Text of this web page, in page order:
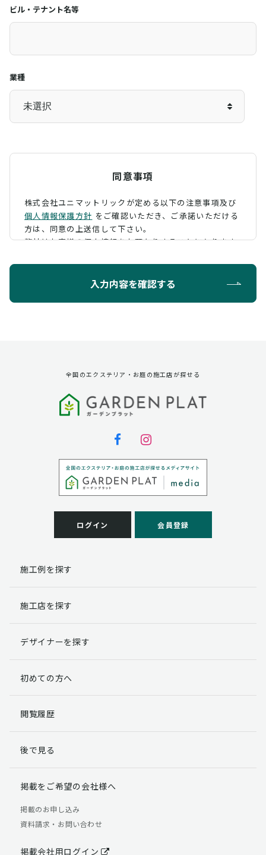
ビル・テナント名等
業種
同意事項
株式会社ユニマットリックが定める以下の注意事項及び
個人情報保護方針 をご確認いただき、 ご承諾いただける
方は、同意の上送信して下さい。
弊社はお客様の個人情報をお預かりすることになります
ように定め、保護に努めております。
第三者への提供
弊社は法律で定められている場合を除いて、お客様の個
個人情報の取扱い業務の委託
弊社は事業運営上、お客様により良いサービスを提供す
るために業務の一部を外部に委託しており、業務委託先
客様には、貴殿の個人情報の利用目的の通知、開示、訂
理・機密保持などによりお客様の個人情報の漏洩防止に
個人情報提出の任意性
す。
らかじめご了承ください。
個人情報の開示請求について
る権利があります。
「個人情報の取り扱いについて」
【お問合せ先】 個人情報問合せ窓口
TEL：03-5411-7891（平日9:00 ～ 18:00）
入力内容を確認する
全国のエクステリア・お庭の施工店が探せる
ログイン 会員登録
施工例を探す
施工店を探す
デザイナーを探す
初めての方へ
閲覧履歴
後で見る
掲載をご希望の会社様へ
掲載のお申し込み
資料請求・お問い合わせ
掲載会社用ログイン